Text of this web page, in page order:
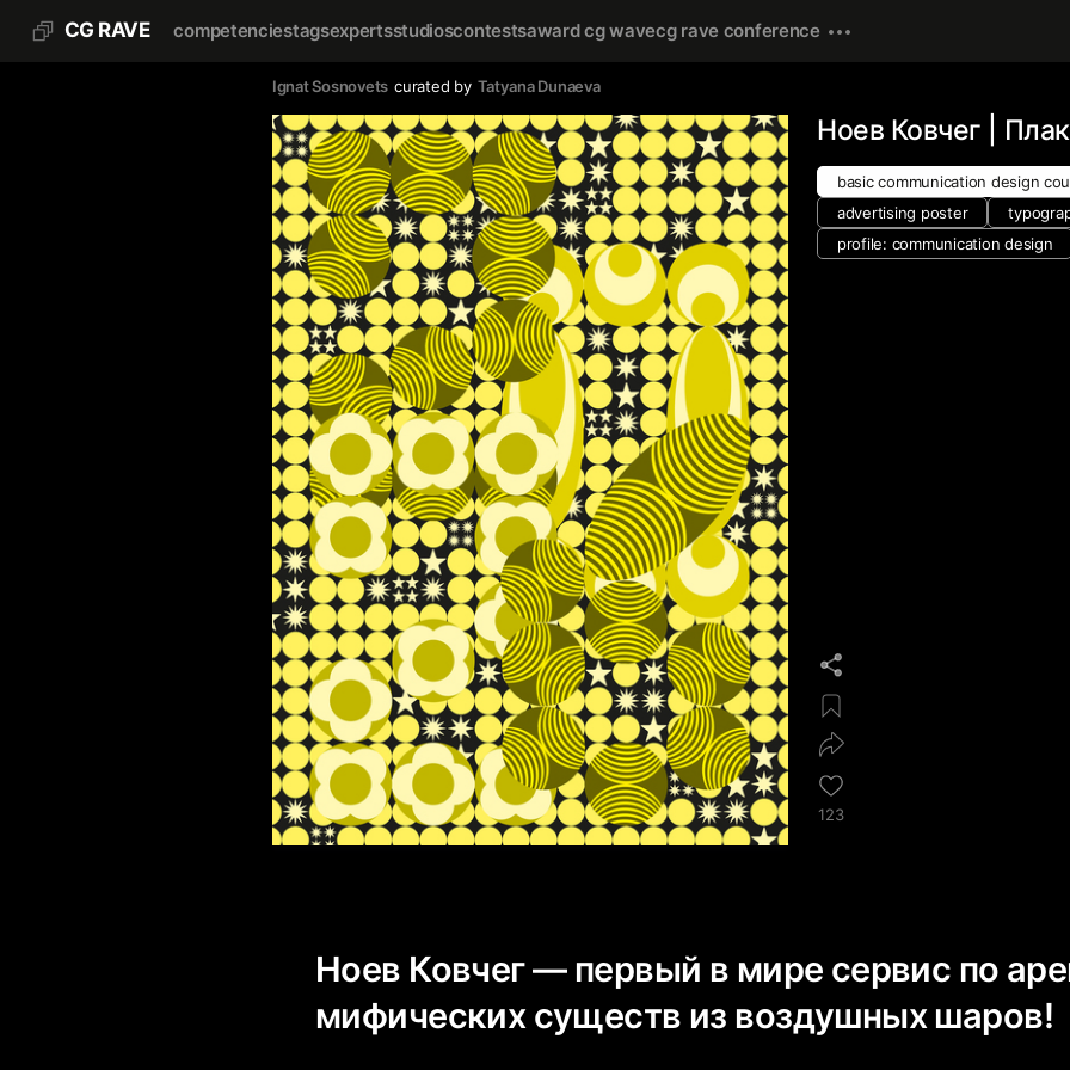
CG RAVE competenciestagsexpertsstudioscontestsaward cg wavecg rave conference
Ignat Sosnovets curated by Tatyana Dunaeva
Ноев Ковчег |
basic communication design
advertising poster
profile: communication design
123
Ноев Ковчег — первый в мире сервис по
мифических существ из воздушных шаров!